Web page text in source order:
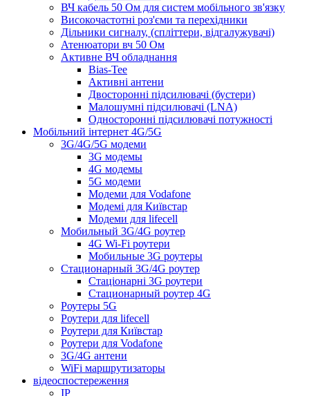
ВЧ кабель 50 Ом для систем мобільного зв'язку
Високочастотні роз'єми та перехідники
Дільники сигналу, (спліттери, відгалужувачі)
Атенюатори вч 50 Ом
Активне ВЧ обладнання
Bias-Tee
Активні антени
Двосторонні підсилювачі (бустери)
Малошумні підсилювачі (LNA)
Односторонні підсилювачі потужності
Мобільний інтернет 4G/5G
3G/4G/5G модеми
3G модемы
4G модемы
5G модеми
Модеми для Vodafone
Модемі для Київстар
Модеми для lifecell
Мобильный 3G/4G роутер
4G Wi-Fi роутери
Мобильные 3G роутеры
Стационарный 3G/4G роутер
Стаціонарні 3G роутери
Стационарный роутер 4G
Роутеры 5G
Роутери для lifecell
Роутери для Київстар
Роутери для Vodafone
3G/4G антени
WiFi маршрутизаторы
відеоспостереження
IP